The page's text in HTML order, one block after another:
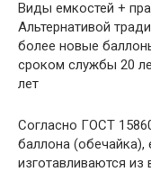
Альтернативой
более новые
сроком службы 20
лет
Согласно ГОСТ
баллона
изготавливаются